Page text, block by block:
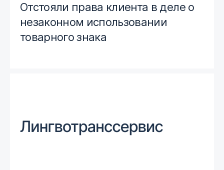
Отстояли права клиента в деле о
незаконном использовании
товарного знака